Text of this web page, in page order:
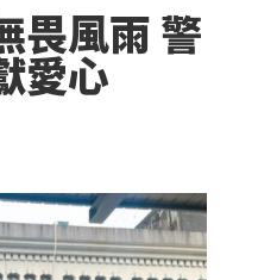
畏風雨 警
愛心